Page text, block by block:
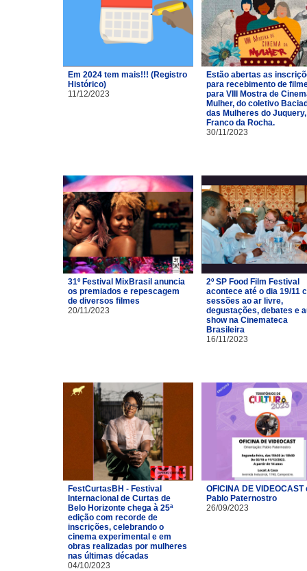
Em 2024 tem mais!!! (Registro
Histórico)
11/12/2023
Estão abertas as
para recebimento de
para VIII Mostra de
Mulher, do coletivo
das Mulheres do
Franco da Rocha.
30/11/2023
31º Festival MixBrasil anuncia
os premiados e repescagem
de diversos filmes
20/11/2023
2º SP Food Film Festival
acontece até o dia 19/11
sessões ao ar livre,
degustações, debates e
show na Cinemateca
Brasileira
16/11/2023
FestCurtasBH - Festival
Internacional de Curtas de
Belo Horizonte chega à 25ª
edição com recorde de
inscrições, celebrando o
cinema experimental e em
obras realizadas por mulheres
nas últimas décadas
04/10/2023
OFICINA DE VIDEOCAST
Pablo Paternostro
26/09/2023